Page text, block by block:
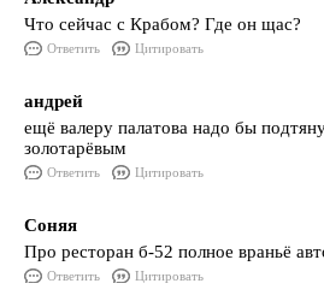
Что сейчас с Крабом? Где он щас?
Ответить Цитировать
андрей
ещё валеру палатова надо бы
золотарёвым
Ответить Цитировать
Соняя
Про ресторан б-52 полное враньё
Ответить Цитировать